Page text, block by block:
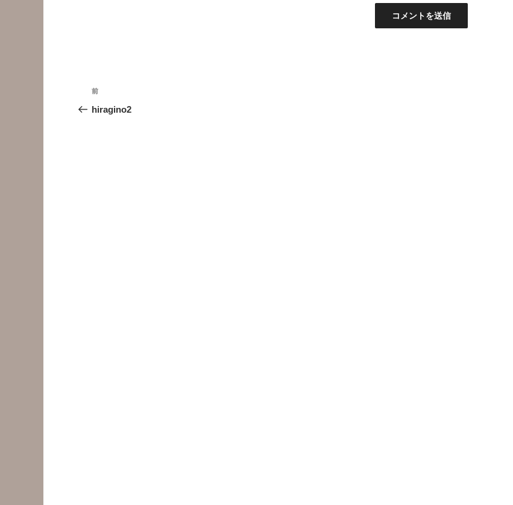
投
稿
前
の
前
hiragino2